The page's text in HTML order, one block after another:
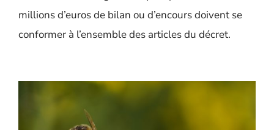
millions d’euros de bilan ou d’encours doivent se
conformer à l’ensemble des articles du décret.